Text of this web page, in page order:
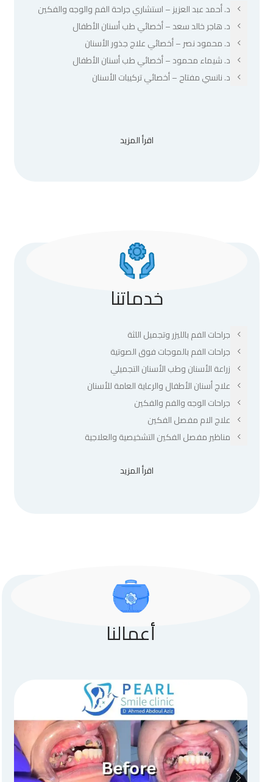
د. أحمد عبد العزيز – استشاري جراحة الفم والوجه والفكين
د. هاجر خالد سعد – أخصائي طب أسنان الأطفال
د. محمود نصر – أخصائي علاج جذور الأسنان
د. شيماء محمود – أخصائي طب أسنان الأطفال
د. نانسي مفتاح – أخصائي تركيبات الأسنان
اقرأ المزيد
خدماتنا
جراحات الفم بالليزر وتجميل اللثة
جراحات الفم بالموجات فوق الصوتية
زراعة الأسنان وطب الأسنان التجميلي
علاج أسنان الأطفال والرعاية العامة للأسنان
جراحات الوجه والفم والفكين
علاج الام مفصل الفكين
مناظير مفصل الفكين التشخيصية والعلاجية
اقرأ المزيد
أعمالنا